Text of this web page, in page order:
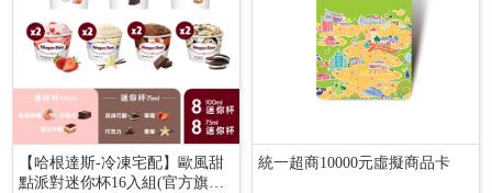
【哈根達斯-冷凍宅配】歐風甜
點派對迷你杯16入組(官方旗艦
統一超商10000元虛擬商品卡